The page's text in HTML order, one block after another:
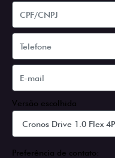
Versão escolhida
Preferência de contato: